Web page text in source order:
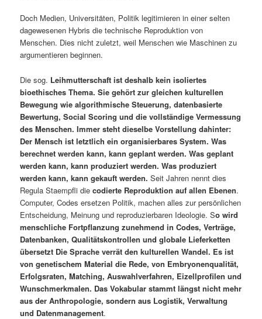
Doch Medien, Universitäten, Politik legitimieren in einer selten
dagewesenen Hybris die technische Reproduktion von
Menschen. Dies nicht zuletzt, weil Menschen wie Maschinen zu
argumentieren beginnen.
Die sog. Leihmutterschaft ist deshalb kein isoliertes
bioethisches Thema. Sie gehört zur gleichen kulturellen
Bewegung wie algorithmische Steuerung, datenbasierte
Bewertung, Social Scoring und die vollständige Vermessung
des Menschen. Immer steht dieselbe Vorstellung dahinter:
Der Mensch ist letztlich ein organisierbares System. Was
berechnet werden kann, kann geplant werden. Was geplant
werden kann, kann produziert werden. Was produziert
werden kann, kann gekauft werden. Seit Jahren nennt dies
Regula Staempfli diecodierte Reproduktion auf allen Ebenen.
Computer, Codes ersetzen Politik, machen alles zur persönlichen
Entscheidung, Meinung und reproduzierbaren Ideologie. So wird
menschliche Fortpflanzung zunehmend in Codes, Verträge,
Datenbanken, Qualitätskontrollen und globale Lieferketten
übersetzt Die Sprache verrät den kulturellen Wandel. Es ist
von genetischem Material die Rede, von Embryonenqualität,
Erfolgsraten, Matching, Auswahlverfahren, Eizellprofilen und
Wunschmerkmalen. Das Vokabular stammt längst nicht mehr
aus der Anthropologie, sondern aus Logistik, Verwaltung
und Datenmanagement.